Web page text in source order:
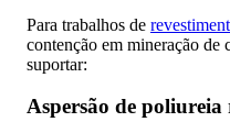
Para trabalhos de
contenção em mineração
suportar:
Aspersão de poliureia